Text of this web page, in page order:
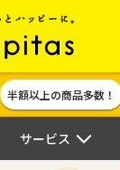
ポイン
半額以上の商品多数！
サービス